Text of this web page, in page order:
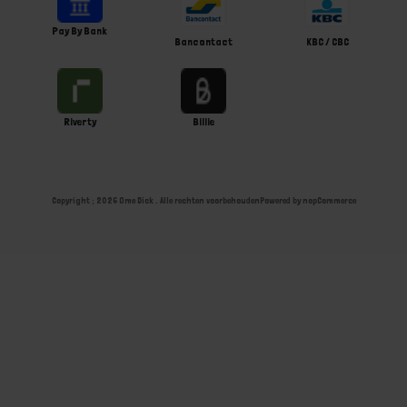
Pay By Bank
Bancontact
KBC / CBC
Riverty Billie
Copyright ; 2026 Ome Dick . Alle rechten voorbehoudenPowered by nopCommerce